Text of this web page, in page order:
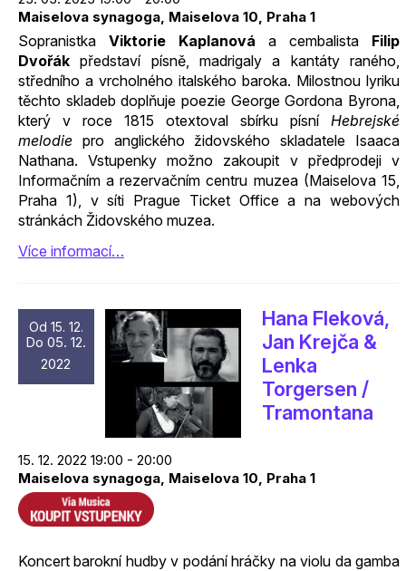
Maiselova synagoga, Maiselova 10, Praha 1
Sopranistka Viktorie Kaplanová a cembalista Filip
Dvořák představí písně, madrigaly a kantáty raného,
středního a vrcholného italského baroka. Milostnou lyriku
těchto skladeb doplňuje poezie George Gordona Byrona,
který v roce 1815 otextoval sbírku písní Hebrejské
melodie pro anglického židovského skladatele Isaaca
Nathana. Vstupenky možno zakoupit v předprodeji v
Informačním a rezervačním centru muzea (Maiselova 15,
Praha 1), v síti Prague Ticket Office a na webových
stránkách Židovského muzea.
Více informací…
Od 15. 12.
Do 05. 12.
2022
Hana Fleková,
Jan Krejča &
Lenka
Torgersen /
Tramontana
15. 12. 2022 19:00 - 20:00
Maiselova synagoga, Maiselova 10, Praha 1
Koncert barokní hudby v podání hráčky na violu da gamba